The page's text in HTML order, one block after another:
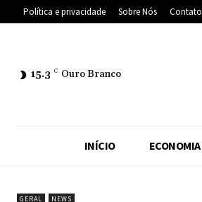
Política e privacidade Sobre Nós Contato
15.3 C Ouro Branco
INÍCIO ECONOMIA
GERAL NEWS